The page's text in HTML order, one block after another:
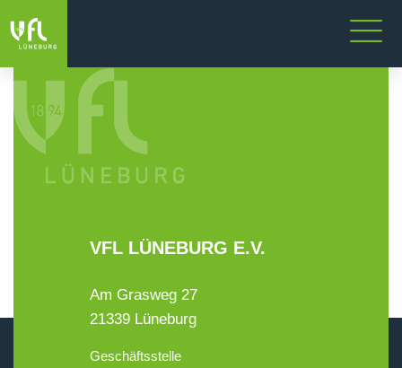
VFL LÜNEBURG E.V.
Am Grasweg 27
21339 Lüneburg
Geschäftsstelle